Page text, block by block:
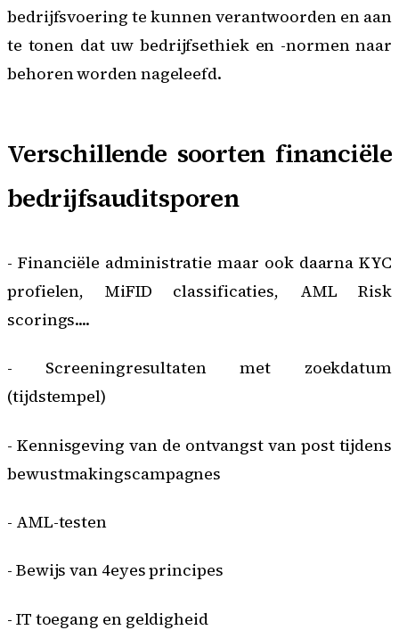
bedrijfsvoering te kunnen verantwoorden en aan
te tonen dat uw bedrijfsethiek en -normen naar
behoren worden nageleefd.
Verschillende soorten financiële
bedrijfsauditsporen
- Financiële administratie maar ook daarnaKYC
profielen, MiFID classificaties, AML Risk
scorings....
- Screeningresultaten met zoekdatum
(tijdstempel)
- Kennisgeving van de ontvangst van post tijdens
bewustmakingscampagnes
- AML-testen
- Bewijs van 4eyes principes
- IT toegang en geldigheid